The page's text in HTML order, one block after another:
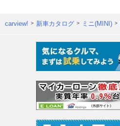
carview! 新車カタログ ミニ(MINI)